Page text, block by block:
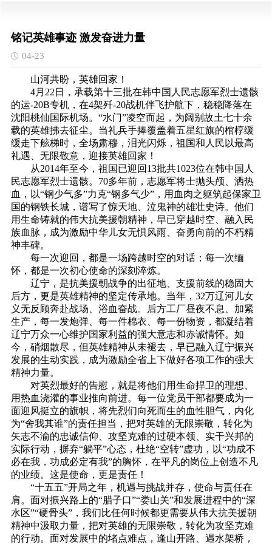
铭记英雄事迹 激发奋进力量
04-23
山河共盼，英雄回家！
4月22日，承载第十三批在韩中国人民志愿军烈士遗骸
的运-20B专机，在4架歼-20战机伴飞护航下，稳稳降落在
沈阳桃仙国际机场。“水门”凌空而起，为阔别故土七十余
载的英雄拂去征尘。当礼兵手捧覆盖着五星红旗的棺椁缓
缓走下舷梯时，全场肃穆，泪光闪烁，祖国和人民以最高
礼遇、无限敬意，迎接英雄回家！
从2014年至今，祖国已迎回13批共1023位在韩中国人
民志愿军烈士遗骸。70多年前，志愿军将士抛头颅、洒热
血，以“钢少气多”力克“钢多气少”，用血肉之躯筑起保家卫
国的钢铁长城，谱写了惊天地、泣鬼神的雄壮史诗。他们
用生命铸就的伟大抗美援朝精神，早已穿越时空、融入民
族血脉，成为激励中华儿女无惧风雨、奋勇向前的不朽精
神丰碑。
每一次迎回，都是一场跨越时空的对话；每一次缅
怀，都是一次初心使命的深刻淬炼。
辽宁，是抗美援朝战争的出征地、支援前线的稳固大
后方，更是英雄精神的坚定传承地。当年，32万辽河儿女
义无反顾奔赴战场、浴血奋战。后方工厂昼夜不息、加紧
生产，每一发炮弹、每一件棉衣、每一份物资，都凝结着
辽宁万众一心维护国家利益的强大意志和赤诚情怀。如
今，硝烟散尽，但英雄精神从未褪去，早已融入辽宁振兴
发展的生动实践，成为激励全省上下做好各项工作的强大
精神力量。
对英烈最好的告慰，就是将他们用生命捍卫的理想、
用热血浇灌的事业推向前进。每一位党员干部都要成为一
面迎风挺立的旗帜，将先烈们向死而生的血性胆气，内化
为“舍我其谁”的责任担当，把对英雄的无限崇敬，转化为
矢志不渝的忠诚信仰、攻坚克难的过硬本领、实干兴邦的
实际行动，摒弃“躺平”心态，杜绝“空转”虚功，以“功成不
必在我，功成必定有我”的胸怀，在平凡的岗位上创造不凡
的业绩。这是使命，更是责任！
“十五五”开局之年，机遇与挑战并存，使命与责任在
肩。面对振兴路上的“腊子口”“娄山关”和发展进程中的“深
水区”“硬骨头”，我们比任何时候都更需要从伟大抗美援朝
精神中汲取力量，把对英雄的无限崇敬，转化为攻坚克难
的行动。面对发展中的堵点难点，逢山开路、遇水架桥，